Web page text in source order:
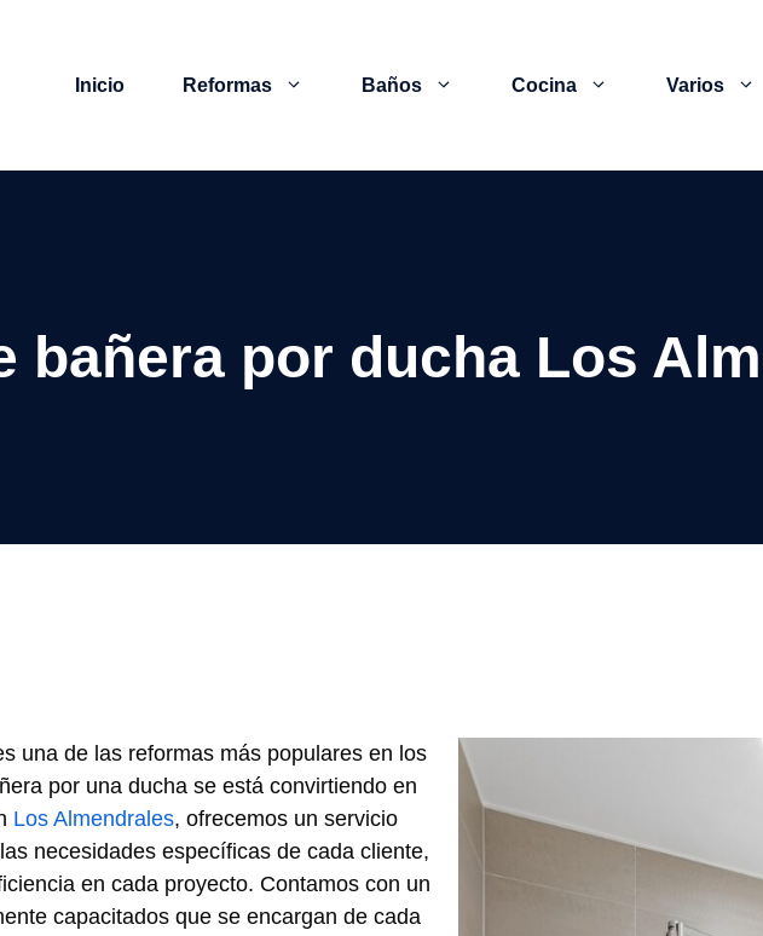
Inicio Reformas Baños Cocina Varios
bañera por ducha Los
una de las reformas más populares en los
por una ducha se está convirtiendo en
Los Almendrales, ofrecemos un servicio
necesidades específicas de cada cliente,
en cada proyecto. Contamos con un
capacitados que se encargan de cada